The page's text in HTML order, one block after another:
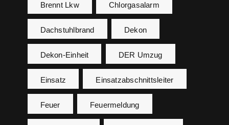
Brennt Lkw Chlorgasalarm
Dachstuhlbrand Dekon
Dekon-Einheit DER Umzug
Einsatz Einsatzabschnittsleiter
Feuer Feuermeldung